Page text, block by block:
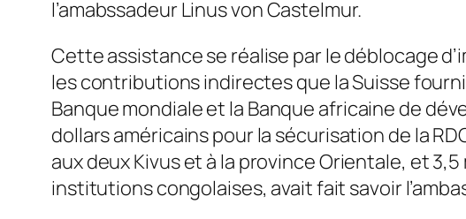
l’amabssadeur Linus von Castelmur.
Cette assistance se réalise par le déblocage
les contributions indirectes que la Suisse
Banque mondiale et la Banque africaine de
dollars américains pour la sécurisation de la
aux deux Kivus et à la province Orientale, et
institutions congolaises, avait fait savoir